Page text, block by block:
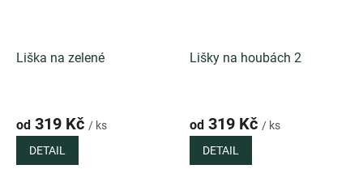
Liška na zelené
od 319 Kč / ks
DETAIL
Lišky na houbách 2
od 319 Kč / ks
DETAIL